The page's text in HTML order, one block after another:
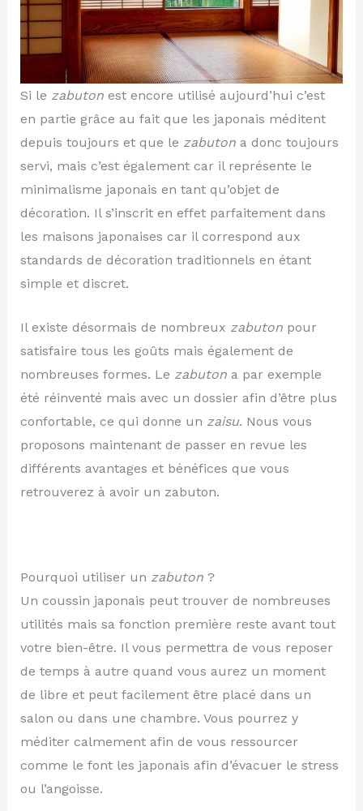
Si le zabutonest encore utilisé aujourd’hui c’est
en partie grâce au fait que les japonais méditent
depuis toujours et que le zabutona donc toujours
servi, mais c’est également car il représente le
minimalisme japonais en tant qu’objet de
décoration. Il s’inscrit en effet parfaitement dans
les maisons japonaises car il correspond aux
standards de décoration traditionnels en étant
simple et discret.
Il existe désormais de nombreux zabutonpour
satisfaire tous les goûts mais également de
nombreuses formes. Le zabutona par exemple
été réinventé mais avec un dossier afin d’être plus
confortable, ce qui donne un zaisu. Nous vous
proposons maintenant de passer en revue les
différents avantages et bénéfices que vous
retrouverez à avoir un zabuton.
Pourquoi utiliser un zabuton?
Un coussin japonais peut trouver de nombreuses
utilités mais sa fonction première reste avant tout
votre bien-être. Il vous permettra de vous reposer
de temps à autre quand vous aurez un moment
de libre et peut facilement être placé dans un
salon ou dans une chambre. Vous pourrez y
méditer calmement afin de vous ressourcer
comme le font les japonais afin d’évacuer le stress
ou l’angoisse.